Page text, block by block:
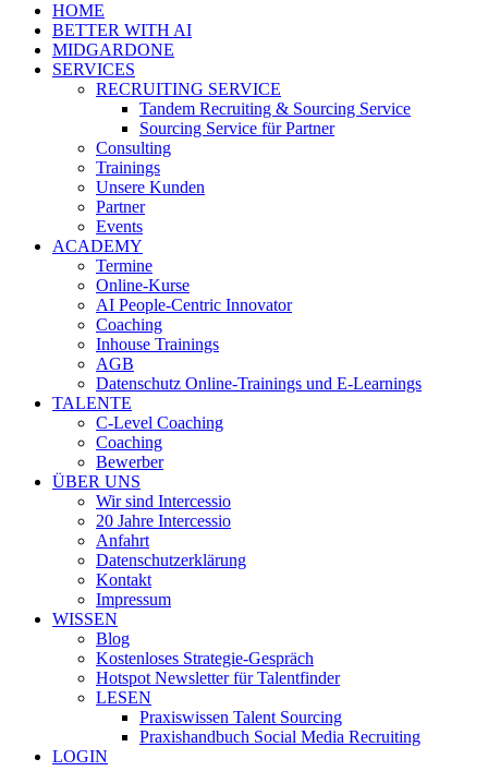
HOME
BETTER WITH AI
MIDGARDONE
SERVICES
RECRUITING SERVICE
Tandem Recruiting & Sourcing Service
Sourcing Service für Partner
Consulting
Trainings
Unsere Kunden
Partner
Events
ACADEMY
Termine
Online-Kurse
AI People-Centric Innovator
Coaching
Inhouse Trainings
AGB
Datenschutz Online-Trainings und E-Learnings
TALENTE
C-Level Coaching
Coaching
Bewerber
ÜBER UNS
Wir sind Intercessio
20 Jahre Intercessio
Anfahrt
Datenschutzerklärung
Kontakt
Impressum
WISSEN
Blog
Kostenloses Strategie-Gespräch
Hotspot Newsletter für Talentfinder
LESEN
Praxiswissen Talent Sourcing
Praxishandbuch Social Media Recruiting
LOGIN